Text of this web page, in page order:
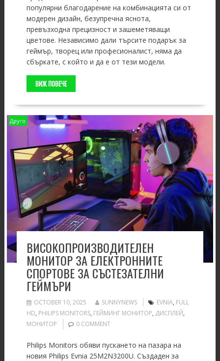
популярни благодарение на комбинацията си от
модерен дизайн, безупречна яснота,
превъзходна прецизност и зашеметяващи
цветове. Независимо дали търсите подарък за
геймър, творец или професионалист, няма да
сбъркате, с който и да е от тези модели.
ВИЖ ПОВЕЧЕ
Друго
ВИСОКОПРОИЗВОДИТЕЛЕН
МОНИТОР ЗА ЕЛЕКТРОННИТЕ
СПОРТОВЕ ЗА СЪСТЕЗАТЕЛНИ
ГЕЙМЪРИ
OCTOBER 10, 2025 SUNNYNEWS EVNIA, FULL
HD, PHILIPS MONITORS, ГЕЙМИНГ МОНИТОР, ДИСПЛЕЙ,
МОНИТОР
0 COMMENT
Philips Monitors обяви пускането на пазара на
новия Philips Evnia 25M2N3200U. Създаден за